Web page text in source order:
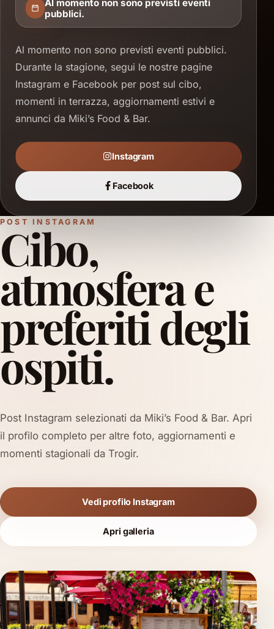
Al momento non sono previsti eventi
pubblici.
Al momento non sono previsti eventi pubblici.
Durante la stagione, segui le nostre pagine
Instagram e Facebook per post sul cibo,
momenti in terrazza, aggiornamenti estivi e
annunci da Miki’s Food & Bar.
Instagram
Facebook
POST INSTAGRAM
Cibo,
atmosfera e
preferitidegli
ospiti.
Post Instagram selezionati da Miki’s Food & Bar. Apri
il profilo completo per altre foto, aggiornamenti e
momenti stagionali da Trogir.
Vedi profilo Instagram
Apri galleria